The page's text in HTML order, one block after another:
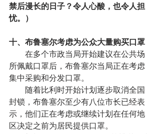
禁后漫长的日子？令人心酸，也令人担
忧。）
十、布鲁塞尔考虑为公众大量购买口罩
在多个市政当局开始建议在公共场
所佩戴口罩后，布鲁塞尔当局正在考虑
集中采购和分发口罩。
随着比利时开始计划逐步取消全国
封锁，布鲁塞尔至少有八位市长已经表
示，他们正在考虑或继续计划在任何地
区决定之前为居民提供口罩。